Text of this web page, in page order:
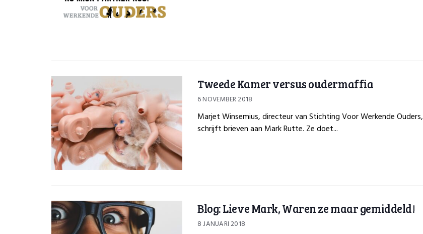
Tweede Kamer versus oudermaffia
6 NOVEMBER 2018
Marjet Winsemius, directeur van Stichting Voor Werkende Ouders,
schrijft brieven aan Mark Rutte. Ze doet...
Blog: Lieve Mark, Waren ze maar gemiddeld!
8 JANUARI 2018